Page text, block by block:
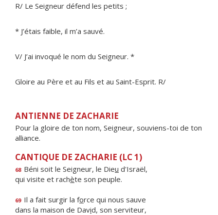
R/ Le Seigneur défend les petits ;
* J’étais faible, il m’a sauvé.
V/ J’ai invoqué le nom du Seigneur. *
Gloire au Père et au Fils et au Saint-Esprit. R/
ANTIENNE DE ZACHARIE
Pour la gloire de ton nom, Seigneur, souviens-toi de ton
alliance.
CANTIQUE DE ZACHARIE (LC 1)
68 Béni soit le Seigneur, le Dieu d'Israël,
qui visite et rachète son peuple.
69 Il a fait surgir la force qui nous sauve
dans la maison de David, son serviteur,